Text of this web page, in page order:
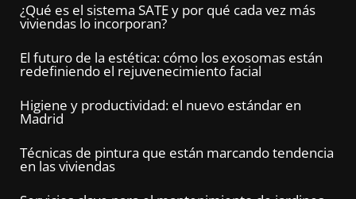
¿Qué es el sistema SATE y por qué cada vez más
viviendas lo incorporan?
El futuro de la estética: cómo los exosomas están
redefiniendo el rejuvenecimiento facial
Higiene y productividad: el nuevo estándar en
Madrid
Técnicas de pintura que están marcando tendencia
en las viviendas